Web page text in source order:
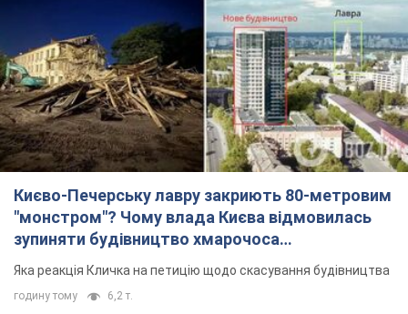
Києво-Печерську лавру закриють 80-метровим
"монстром"? Чому влада Києва відмовилась
зупиняти будівництво хмарочоса
"московського вірянина"
Яка реакція Кличка на петицію щодо скасування будівництва
годину тому 6,2 т.